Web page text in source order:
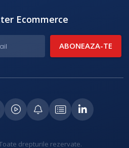
Ecommerce
drepturile rezervate.